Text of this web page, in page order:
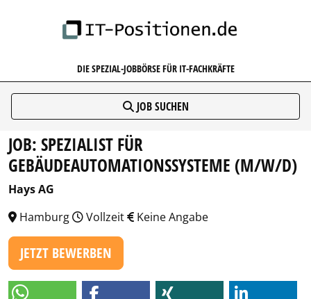
DIE SPEZIAL-JOBBÖRSE FÜR IT-FACHKRÄFTE
JOB SUCHEN
JOB: SPEZIALIST FÜR
GEBÄUDEAUTOMATIONSSYSTEME (M/W/D)
Hays AG
Hamburg
Vollzeit Keine Angabe
JETZT BEWERBEN